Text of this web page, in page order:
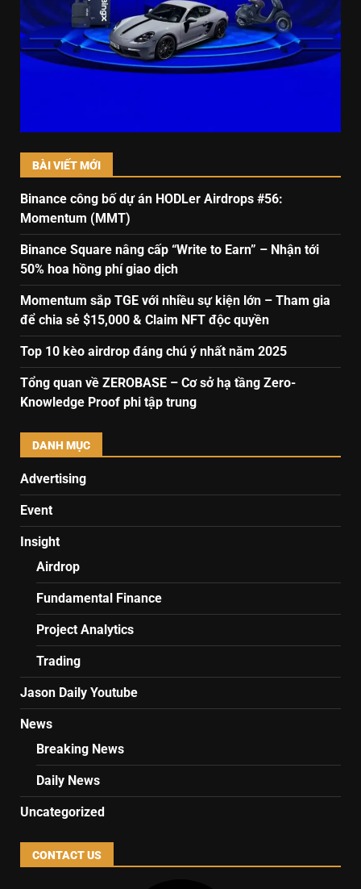
BÀI VIẾT MỚI
Binance công bố dự án HODLer Airdrops #56:
Momentum (MMT)
Binance Square nâng cấp “Write to Earn” – Nhận tới
50% hoa hồng phí giao dịch
Momentum sắp TGE với nhiều sự kiện lớn – Tham gia
để chia sẻ $15,000 & Claim NFT độc quyền
Top 10 kèo airdrop đáng chú ý nhất năm 2025
Tổng quan về ZEROBASE – Cơ sở hạ tầng Zero-
Knowledge Proof phi tập trung
DANH MỤC
Advertising
Event
Insight
Airdrop
Fundamental Finance
Project Analytics
Trading
Jason Daily Youtube
News
Breaking News
Daily News
Uncategorized
CONTACT US